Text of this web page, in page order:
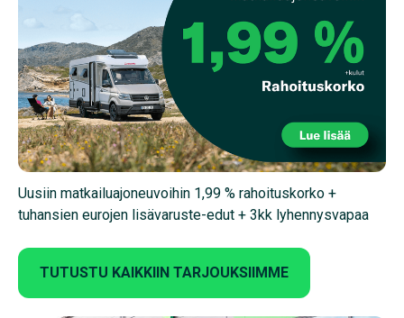
Uusiin matkailuajoneuvoihin 1,99 % rahoituskorko +
tuhansien eurojen lisävaruste-edut + 3kk lyhennysvapaa
TUTUSTU KAIKKIIN TARJOUKSIIMME